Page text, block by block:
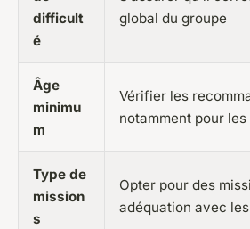
difficult
é
global du groupe
Âge
minimu
m
Vérifier les
notamment pour
Type de
mission
s
Opter pour des
adéquation avec